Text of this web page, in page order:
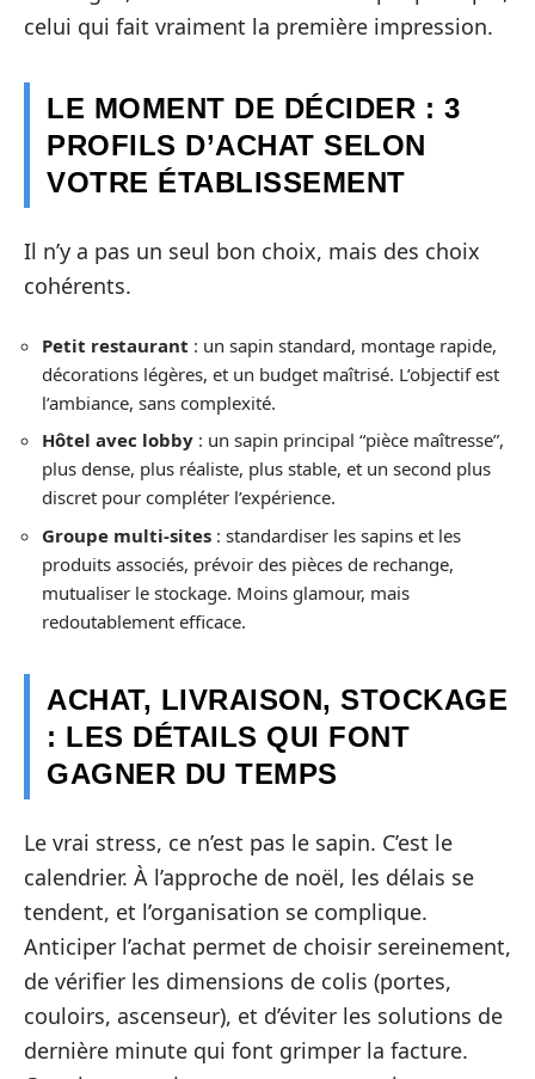
celui qui fait vraiment la première impression.
LE MOMENT DE DÉCIDER : 3
PROFILS D’ACHAT SELON
VOTRE ÉTABLISSEMENT
Il n’y a pas un seul bon choix, mais des choix
cohérents.
Petit restaurant : un sapin standard, montage rapide,
décorations légères, et un budget maîtrisé. L’objectif est
l’ambiance, sans complexité.
Hôtel avec lobby : un sapin principal “pièce maîtresse”,
plus dense, plus réaliste, plus stable, et un second plus
discret pour compléter l’expérience.
Groupe multi-sites : standardiser les sapins et les
produits associés, prévoir des pièces de rechange,
mutualiser le stockage. Moins glamour, mais
redoutablement efficace.
ACHAT, LIVRAISON, STOCKAGE
: LES DÉTAILS QUI FONT
GAGNER DU TEMPS
Le vrai stress, ce n’est pas le sapin. C’est le
calendrier. À l’approche de noël, les délais se
tendent, et l’organisation se complique.
Anticiper l’achat permet de choisir sereinement,
de vérifier les dimensions de colis (portes,
couloirs, ascenseur), et d’éviter les solutions de
dernière minute qui font grimper la facture.